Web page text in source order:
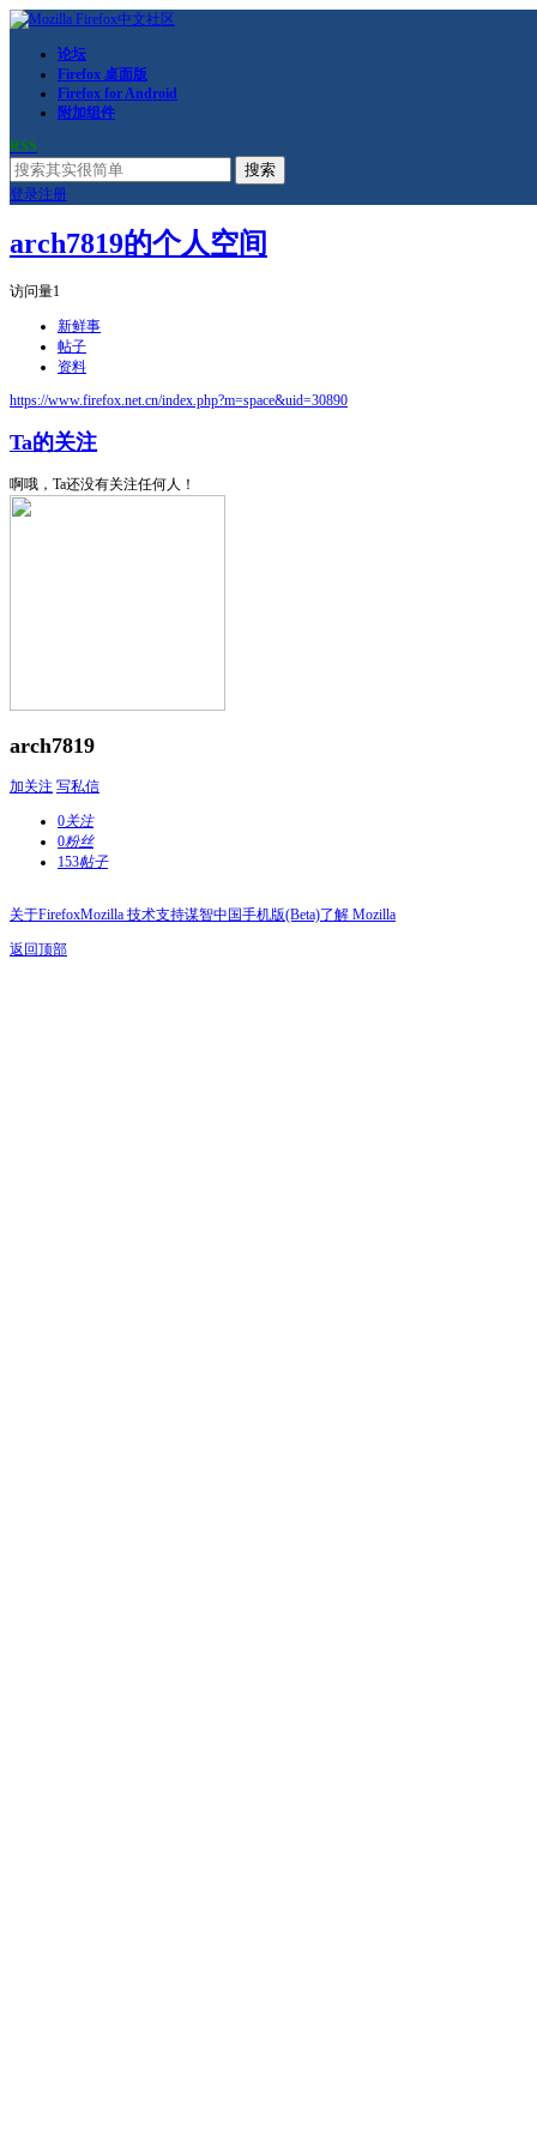
论坛
Firefox 桌面版
Firefox for Android
附加组件
RSS
搜索
登录注册
arch7819的个人空间
访问量1
新鲜事
帖子
资料
https://www.firefox.net.cn/index.php?m=space&uid=30890
Ta的关注
啊哦，Ta还没有关注任何人！
arch7819
加关注 写私信
0关注
0粉丝
153帖子
关于FirefoxMozilla 技术支持谋智中国手机版(Beta)了解 Mozilla
返回顶部